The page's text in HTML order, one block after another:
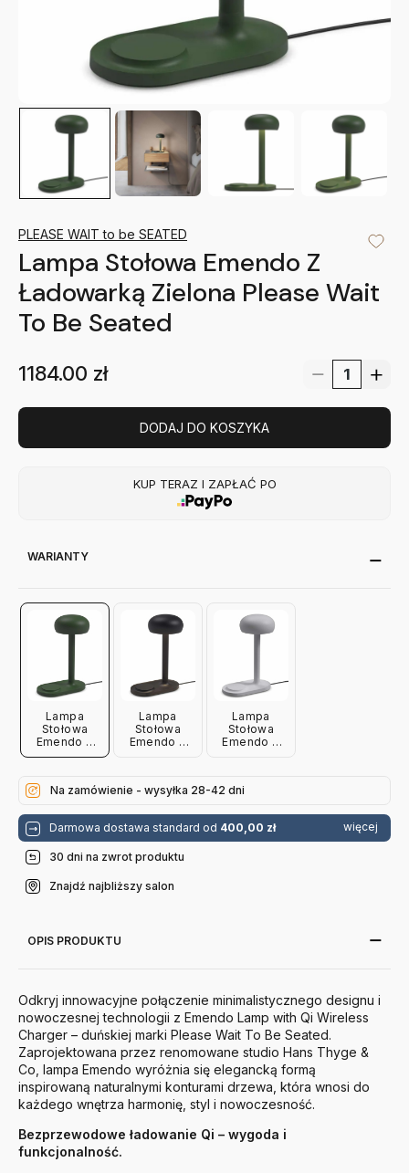
PLEASE WAIT to be SEATED
Lampa Stołowa Emendo Z
Ładowarką Zielona Please Wait
To Be Seated
1184.00 zł
DODAJ DO KOSZYKA
KUP TERAZ I ZAPŁAĆ PO
WARIANTY
Lampa
Stołowa
Emendo Z
Ładowarką
Please Wait
To Be
Lampa
Stołowa
Emendo Z
To Be
Lampa
Stołowa
Emendo Z
To Be
Na zamówienie - wysyłka 28-42 dni
Darmowa dostawa standard od 400,00 zł więcej
30 dni na zwrot produktu
Znajdź najbliższy salon
OPIS PRODUKTU
Odkryj innowacyjne połączenie minimalistycznego designu i
nowoczesnej technologii z Emendo Lamp with Qi Wireless
Charger – duńskiej marki Please Wait To Be Seated.
Zaprojektowana przez renomowane studio Hans Thyge &
Co, lampa Emendo wyróżnia się elegancką formą
inspirowaną naturalnymi konturami drzewa, która wnosi do
każdego wnętrza harmonię, styl i nowoczesność.
Bezprzewodowe ładowanie Qi – wygoda i
funkcjonalność.